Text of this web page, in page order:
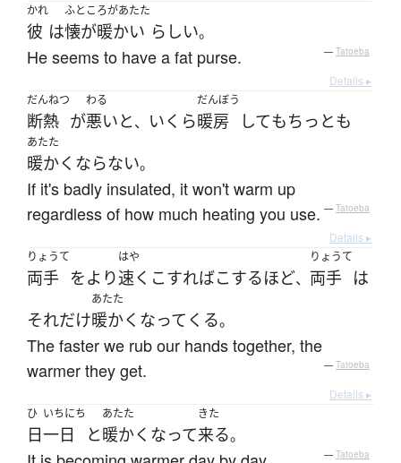
かれ
彼 は
ふところがあたた
懐が暖かい らしい。
He seems to have a fat purse. — Tatoeba
Details ▸
だんねつ
断熱 が
わる
悪いと、 いくら
だんぼう
暖房 してもちっとも
あたた
暖かく ならない。
If it's badly insulated, it won't warm up
regardless of how much heating you use. — Tatoeba
Details ▸
りょうて
両手 をより
はや
速く こすればこするほど、
りょうて
両手 は
それだけ
あたた
暖かく なって くる。
The faster we rub our hands together, the
warmer they get.
— Tatoeba
Details ▸
ひ
日
いちにち
一日 と
あたた
暖かく なって
きた
来る。
— Tatoeba